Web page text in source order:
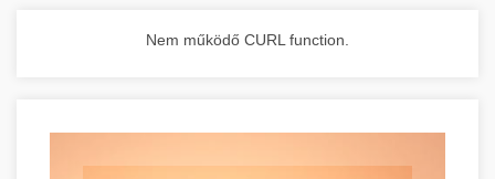
Nem működő CURL function.